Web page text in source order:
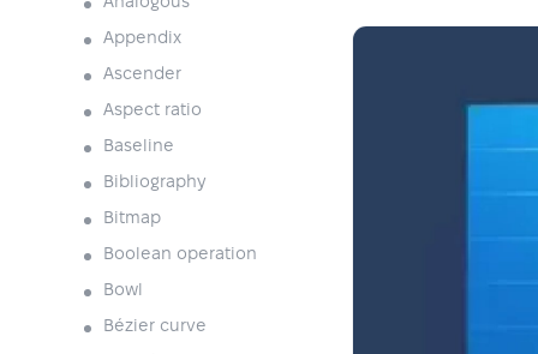
Appendix
Ascender
Aspect ratio
Baseline
Bibliography
Bitmap
Boolean operation
Bowl
Bézier curve